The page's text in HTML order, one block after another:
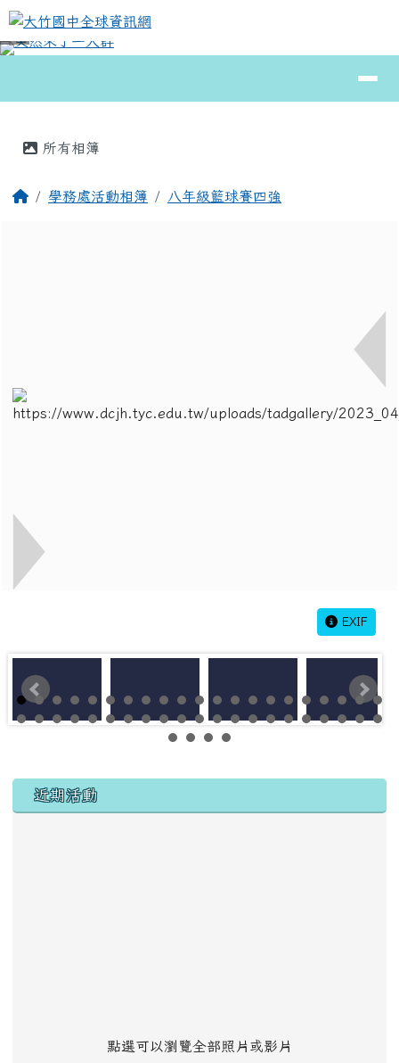
跳至主內容區
大竹國中全球資訊網
⏸
所有相簿
回首頁學務處活動相簿 八年級籃球賽四強
EXIF
左邊區域內容
近期活動
點選可以瀏覽全部照片或影片